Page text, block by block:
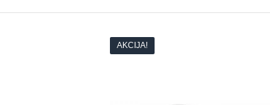
AKCIJA!